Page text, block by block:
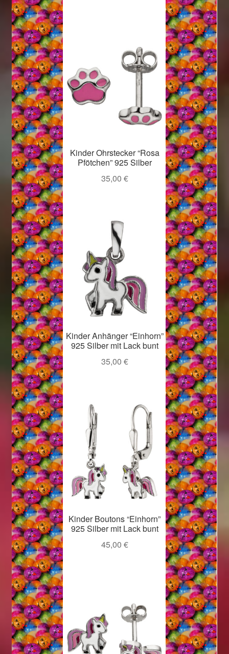
Kinder Ohrstecker “Rosa
Pfötchen” 925 Silber
35,00 €
Kinder Anhänger “Einhorn”
925 Silber mit Lack bunt
35,00 €
Kinder Boutons “Einhorn”
925 Silber mit Lack bunt
45,00 €